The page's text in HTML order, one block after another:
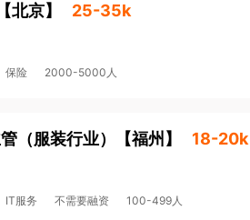
【北京】 25-35k
保险 2000-5000人
（服装行业） 【福州 】 18-20k
IT服务 不需要融资 100-499人